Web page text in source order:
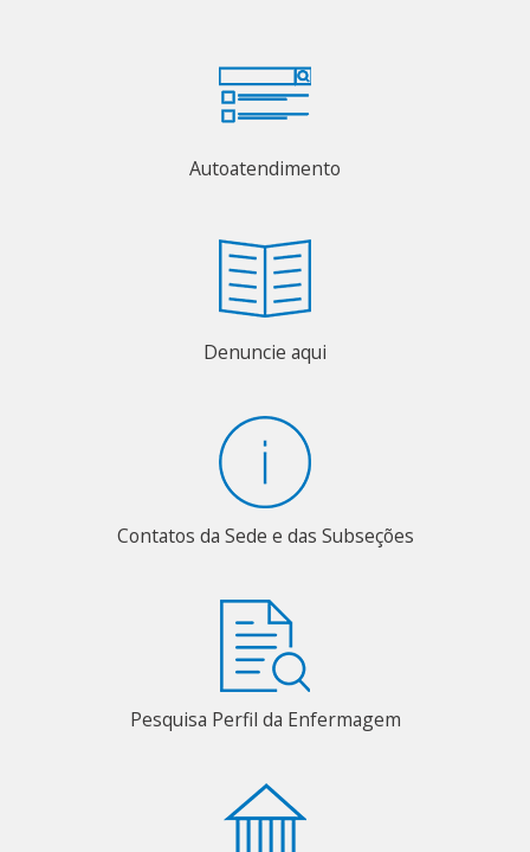
Autoatendimento
Denuncie aqui
Contatos da Sede e das Subseções
Pesquisa Perfil da Enfermagem